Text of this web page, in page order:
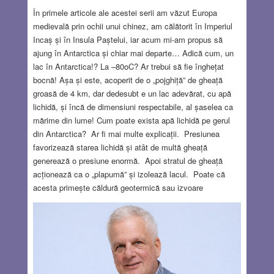
În primele articole ale acestei serii am văzut Europa
medievală prin ochii unui chinez, am călătorit în Imperiul
Incaș și în Insula Paștelui, iar acum mi-am propus să
ajung în Antarctica și chiar mai departe… Adică cum, un
lac în Antarctica!? La –80oC? Ar trebui să fie înghețat
bocnă! Așa și este, acoperit de o „pojghiță” de gheață
groasă de 4 km, dar dedesubt e un lac adevărat, cu apă
lichidă, și încă de dimensiuni respectabile, al șaselea ca
mărime din lume! Cum poate exista apă lichidă pe gerul
din Antarctica? Ar fi mai multe explicații. Presiunea
favorizează starea lichidă și atât de multă gheață
generează o presiune enormă. Apoi stratul de gheață
acționează ca o „plapumă” și izolează lacul. Poate că
acesta primește căldură geotermică sau izvoare
termale… Multă vreme existența lacului nici măcar nu a
fost bănuită. Ea a fost postulată în 1964 de Andrei
Kapița, după ce a participat la mai multe expediții în
Antarctica. Rușii aveau o bază de cercetare în interiorul
Antarcticii, numită Vostok (Răsărit) și pentru că lacul se
află exact dedesubt, a primit același nume. (Vostok a fost